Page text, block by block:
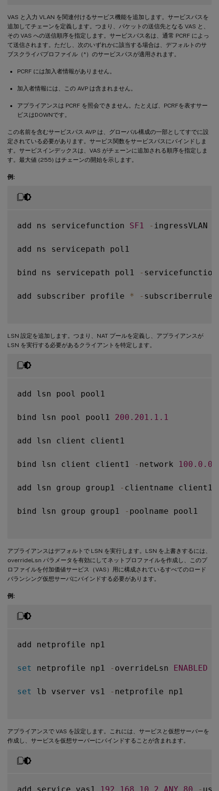
VAS と入力 VLAN を関連付けるサービス機能を追加します。サービスパスを
追加してチェーンを定義します。つまり、パケットの送信先となる VAS と、
その VAS への送信順序を指定します。サービスパス名は、通常 PCRF によっ
て送信されます。ただし、次のいずれかに該当する場合は、デフォルトのサ
ブスクライバプロファイル（*）のサービスパスが適用されます。
PCRF には加入者情報がありません。
加入者情報には、この AVP は含まれません。
アプライアンスは PCRF を照会できません。たとえば、PCRFを表すサー
ビスはDOWNです。
この名前を含むサービスパス AVP は、グローバル構成の一部としてすでに設
定されている必要があります。サービス関数をサービスパスにバインドしま
す。サービスインデックスは、VAS がチェーンに追加される順序を指定しま
す。最大値 (255) はチェーンの開始を示します。
例:
add ns servicefunction SF1 - ingressVLAN
add ns servicepath pol1
bind ns servicepath pol1 -
add subscriber profile * -
LSN 設定を追加します。つまり、NAT プールを定義し、アプライアンスが
LSN を実行する必要があるクライアントを特定します。
add lsn pool pool1
bind lsn pool pool1 200.201 .1 .1
add lsn client client1
bind lsn client client1 - network 100.0 .0
add lsn group group1 - clientname client1
bind lsn group group1 - poolname pool1
アプライアンスはデフォルトで LSN を実行します。LSN を上書きするには、
overrideLsn パラメータを有効にしてネットプロファイルを作成し、このプ
ロファイルを付加価値サービス（VAS）用に構成されているすべてのロード
バランシング仮想サーバにバインドする必要があります。
例:
add netprofile np1
set netprofile np1 - overrideLsn ENABLED
set lb vserver vs1 - netprofile np1
アプライアンスで VAS を設定します。これには、サービスと仮想サーバーを
作成し、サービスを仮想サーバーにバインドすることが含まれます。
add service vas1 192.168 .10 .2 ANY 80 -